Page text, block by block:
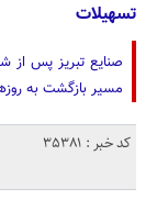
تسهیلات
صنایع تبریز پس از
مسیر بازگشت به
کد خبر : 35381